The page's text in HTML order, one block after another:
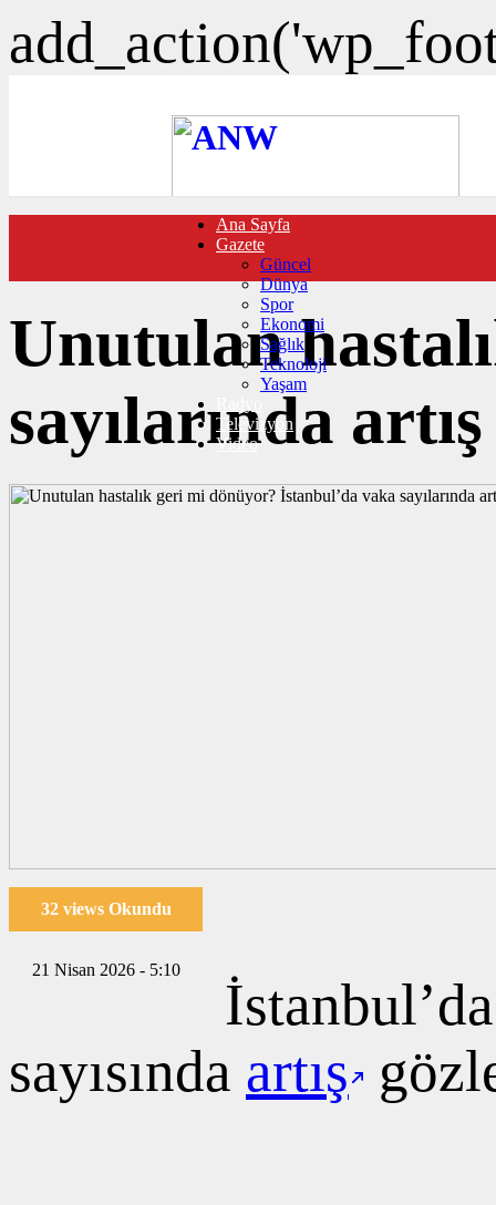
FOTO GALERİ
VIDEO GALERİ
TRAFİK DURUMU
NÖBETÇİ ECZANELER
CANLI SONUÇLAR
HABER GÖNDER
BURÇLAR
İLETİŞİM
Ana Sayfa
Gazete
Güncel
Dünya
Spor
Ekonomi
Sağlık
Teknoloji
Yaşam
Televizyon
Video
Unutulan
sayılarında artış
32 views Okundu
21 Nisan 2026 - 5:10
sayısında artış